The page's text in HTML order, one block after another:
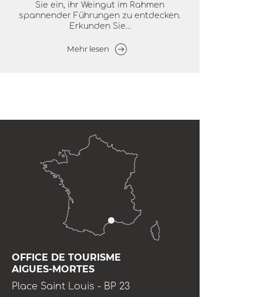
Sie ein, ihr Weingut im Rahmen
spannender Führungen zu entdecken.
Erkunden Sie...
Mehr lesen
OFFICE DE TOURISME
AIGUES-MORTES
Place Saint Louis - BP 23